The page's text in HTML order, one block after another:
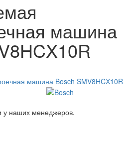
машина
у наших менеджеров.